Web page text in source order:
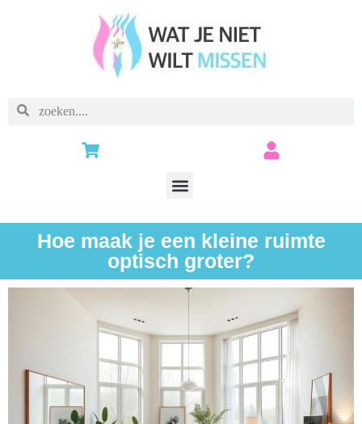
Hoe maak je een kleine ruimte
optisch groter?